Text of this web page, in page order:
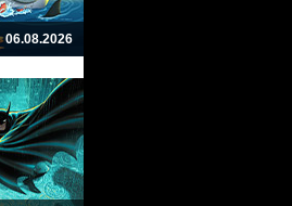
06.08.2026